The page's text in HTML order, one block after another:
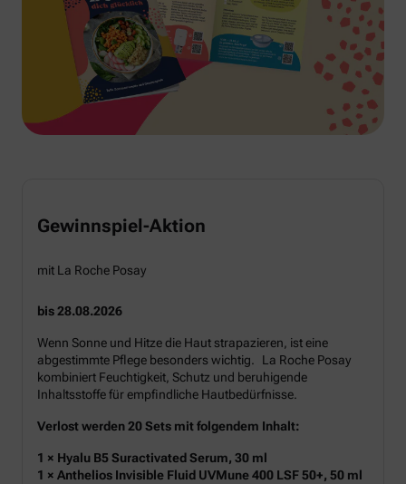
Gewinnspiel-Aktion
mit La Roche Posay
bis 28.08.2026
Wenn Sonne und Hitze die Haut strapazieren, ist eine
abgestimmte Pflege besonders wichtig. La Roche Posay
kombiniert Feuchtigkeit, Schutz und beruhigende
Inhaltsstoffe für empfindliche Hautbedürfnisse.
Verlost werden 20 Sets mit folgendem Inhalt:
1 × Hyalu B5 Suractivated Serum, 30 ml
1 × Anthelios Invisible Fluid UVMune 400 LSF 50+, 50 ml